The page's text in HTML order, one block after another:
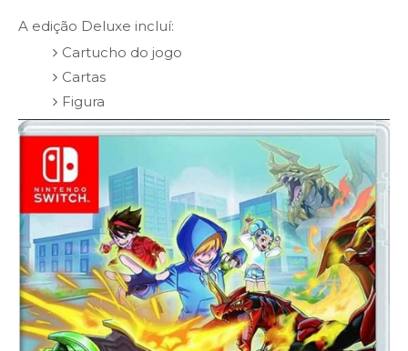
A edição Deluxe incluí:
Cartucho do jogo
Cartas
Figura